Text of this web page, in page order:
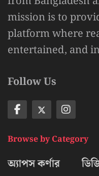
mission is to
platform where
entertained, and
Follow Us
Browse by Category
অ্যাপস কর্ণার